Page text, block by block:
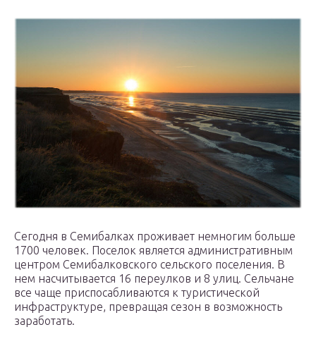
Сегодня в Семибалках проживает немногим больше
1700 человек. Поселок является административным
центром Семибалковского сельского поселения. В
нем насчитывается 16 переулков и 8 улиц. Сельчане
все чаще приспосабливаются к туристической
инфраструктуре, превращая сезон в возможность
заработать.